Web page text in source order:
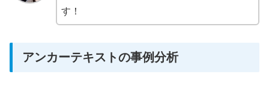
す！
アンカーテキストの事例分析